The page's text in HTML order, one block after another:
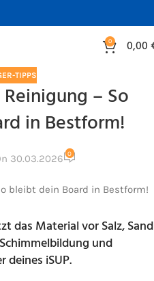
0 0,00
TIPPS
– So
in Bestform!
30.03.2026 0
das Material vor Salz, Sand
und
deines iSUP.